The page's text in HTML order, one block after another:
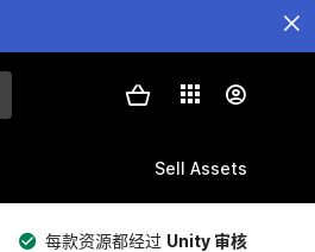
Sell Assets
每款资源都经过 Unity 审核